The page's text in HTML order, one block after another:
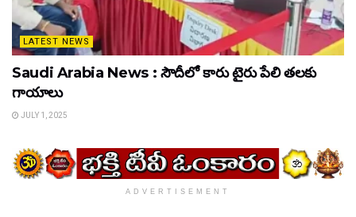
LATEST NEWS
Saudi Arabia News : సౌదీలో కారు టైరు పేలి తలకు
గాయాలు
JULY 1, 2025
ADVERTISEMENT